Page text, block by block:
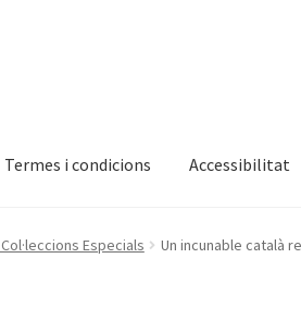
Termes i condicions Accessibilitat
Finalitzar compraNovetats
Especials
Un incunable català